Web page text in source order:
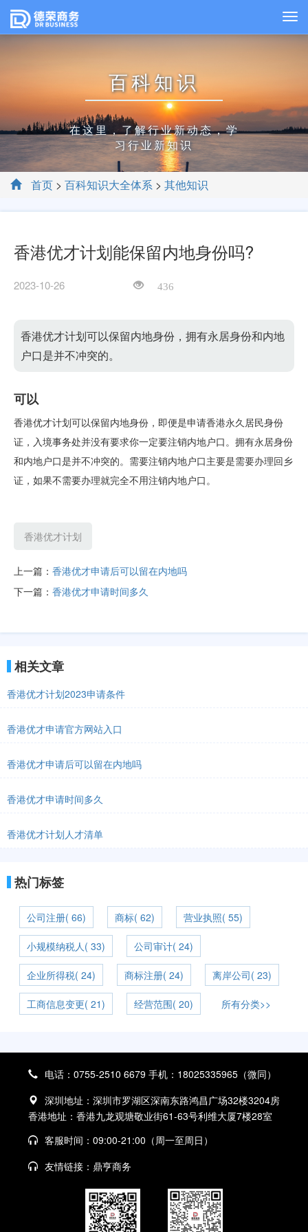
百科知识
在这里，了解行业新动态，学
习行业新知识
首页 > 百科知识大全体系 > 其他知识
香港优才计划能保留内地身份吗?
2023-10-26 436
香港优才计划可以保留内地身份，拥有永居身份和内地
户口是并不冲突的。
可以
香港优才计划可以保留内地身份，即便是申请香港永久居民身份
证，入境事务处并没有要求你一定要注销内地户口。拥有永居身份
和内地户口是并不冲突的。需要注销内地户口主要是需要办理回乡
证，如果不需要办理就完全不用注销内地户口。
香港优才计划
上一篇： 香港优才申请后可以留在内地吗
下一篇： 香港优才申请时间多久
相关文章
香港优才计划2023申请条件
香港优才申请官方网站入口
香港优才申请后可以留在内地吗
香港优才申请时间多久
香港优才计划人才清单
热门标签
公司注册( 66) 商标( 62) 营业执照( 55)
小规模纳税人( 33) 公司审计( 24)
企业所得税( 24) 商标注册( 24) 离岸公司( 23)
工商信息变更( 21) 经营范围( 20) 所有分类>>
电话：0755-2510 6679 手机：18025335965（微同）
深圳地址：深圳市罗湖区深南东路鸿昌广场32楼3204房
香港地址：香港九龙观塘敬业街61-63号利维大厦7楼28室
客服时间：09:00-21:00（周一至周日）
友情链接： 鼎亨商务